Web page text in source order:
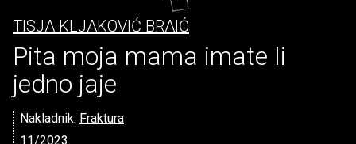
TISJA KLJAKOVIĆ BRAIĆ
Pita moja mama imate li
jedno jaje
Nakladnik: Fraktura
11/2023.